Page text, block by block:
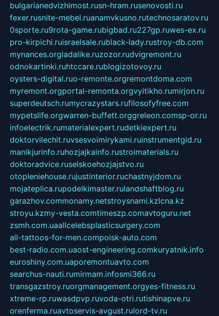
bulgarianedvizhimost.rusn-hram.rusenovosti.ru
fexer.rusnite-mebel.ruanamvkusno.rutechnosaratov.ru
0sporte.ru9rota-game.rubigbad.ru227gp.ruwes-ex.ru
pro-kirpichi.ruisraelsale.rublack-lady.rustroy-db.com
mynances.orgladalike.ruzozor.rudvigremont.ru
odnokartinki.ruhtccare.rublogizotovoy.ru
oysters-digital.ruo-remonte.orgremontdoma.com
myremont.orgportal-remonta.orgvyitikho.rumirjon.ru
superdeutsch.rumycrazystars.rufilosofyfree.com
mypetslife.orgwarren-buffett.orggreleon.comsp-or.ru
infoelectrik.rumaterialexpert.rudetkiexpert.ru
doktorvilechit.ruvsesvoimirykami.ruinstrumentgid.ru
manikjurinfo.ruhozjajkainfo.rustroimaterials.ru
doktoradvice.ruselskoehozjajstvo.ru
otopleniehouse.rujustinterior.ruchastnyjdom.ru
mojateplica.rupodelkimaster.rulandshaftblog.ru
garazhov.commonamy.netstroysnami.kzlcna.kz
stroyu.kzmy-vesta.comtimeszp.comavtoguru.net
zsmh.com.uaallcelebsplasticsurgery.com
all-tattoos-for-men.compoisk-auto.com
best-radio.com.uaost-engineering.comkuryatnik.info
euroshiny.com.uaporemontuavto.com
searchus-nauti.rumirmam.infosmi366.ru
transgazstroy.ruorgmanagement.orgyes-fitness.ru
xtreme-rp.ruwasdpvp.ruvoda-otri.rutishinapve.ru
orenferma.ruavtoservis-avgust.rulord-tv.ru